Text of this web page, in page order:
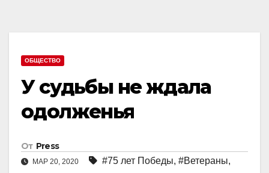
ОБЩЕСТВО
У судьбы не ждала
одолженья
От Press
МАР 20, 2020 #75 лет Победы, #Ветераны,